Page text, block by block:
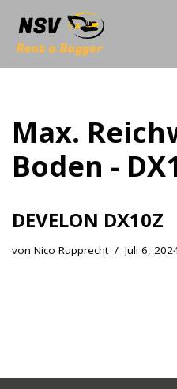
Zum
Max.
Boden -
DEVELON DX10Z
von Nico Rupprecht Juli 6,